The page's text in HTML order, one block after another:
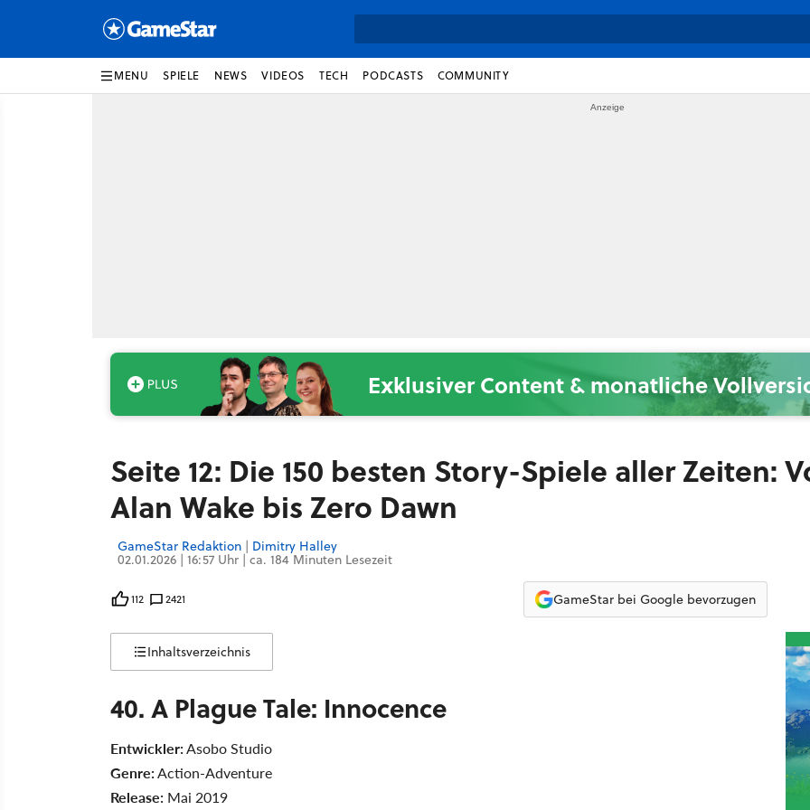
MENU SPIELE NEWS VIDEOS TECH PODCASTS COMMUNITY
Exklusiver Content & monatliche
Seite 12: Die 150 besten Story-Spiele aller Zeiten:
Alan Wake bis Zero Dawn
GameStar Redaktion | Dimitry Halley
02.01.2026 | 16:57 Uhr | ca. 184 Minuten Lesezeit
112 2421 GameStar bei Google bevorzugen
Inhaltsverzeichnis
40. A Plague Tale: Innocence
Entwickler:Asobo Studio
Genre:Action-Adventure
Release: Mai 2019